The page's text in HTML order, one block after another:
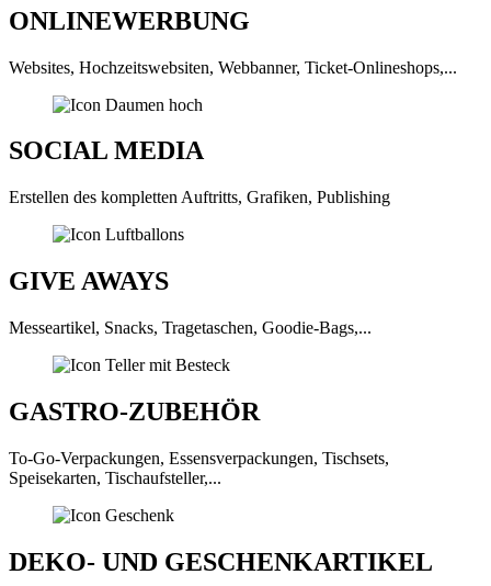
ONLINEWERBUNG
Websites, Hochzeitswebsiten, Webbanner, Ticket-Onlineshops,...
SOCIAL MEDIA
Erstellen des kompletten Auftritts, Grafiken, Publishing
GIVE AWAYS
Messeartikel, Snacks, Tragetaschen, Goodie-Bags,...
GASTRO-ZUBEHÖR
To-Go-Verpackungen, Essensverpackungen, Tischsets,
Speisekarten, Tischaufsteller,...
DEKO- UND GESCHENKARTIKEL